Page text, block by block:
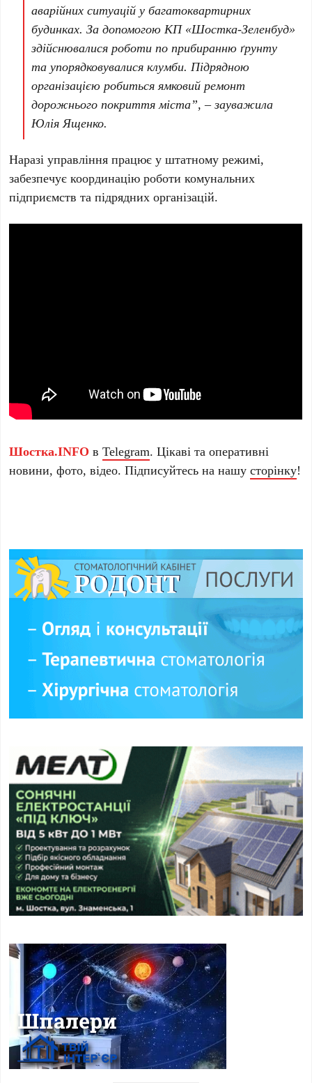
аварійних ситуацій у багатоквартирних
будинках. За допомогою КП «Шостка-Зеленбуд»
здійснювалися роботи по прибиранню ґрунту
та упорядковувалися клумби. Підрядною
організацією робиться ямковий ремонт
дорожнього покриття міста”, – зауважила
Юлія Ященко.
Наразі управління працює у штатному режимі,
забезпечує координацію роботи комунальних
підприємств та підрядних організацій.
Шостка.INFO вTelegram. Цікаві та оперативні
новини, фото, відео. Підписуйтесь на нашусторінку!